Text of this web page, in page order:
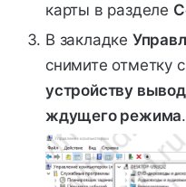
карты в разделе
В закладке
снимите отметку
устройству
ждущего режима.